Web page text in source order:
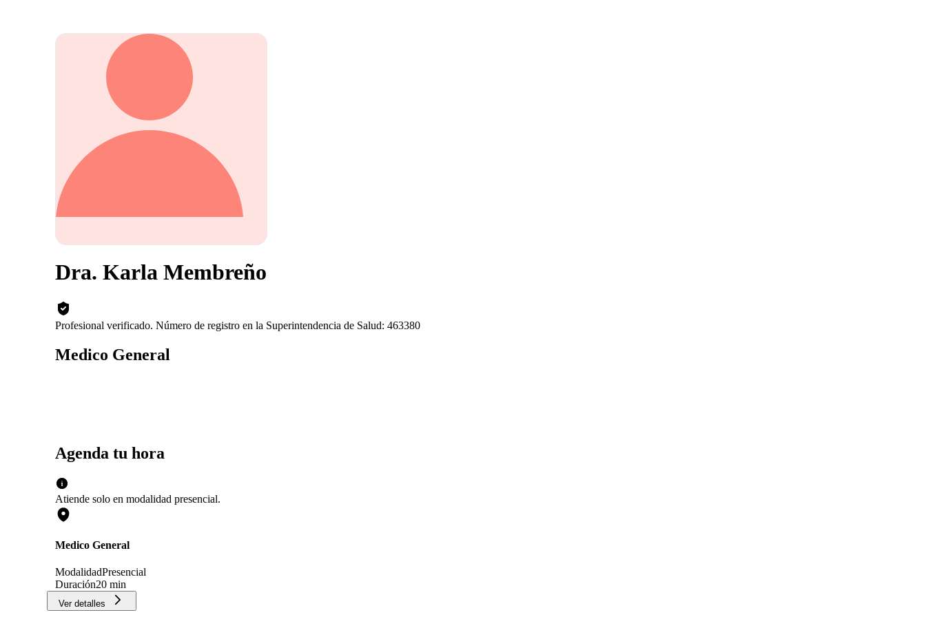
Dra. Karla Membreño
Profesional verificado. Número de registro en la Superintendencia de Salud: 463380
Medico General
Agenda tu hora
Atiende solo en modalidad presencial.
Medico General
ModalidadPresencial
Duración20 min
Ver detalles